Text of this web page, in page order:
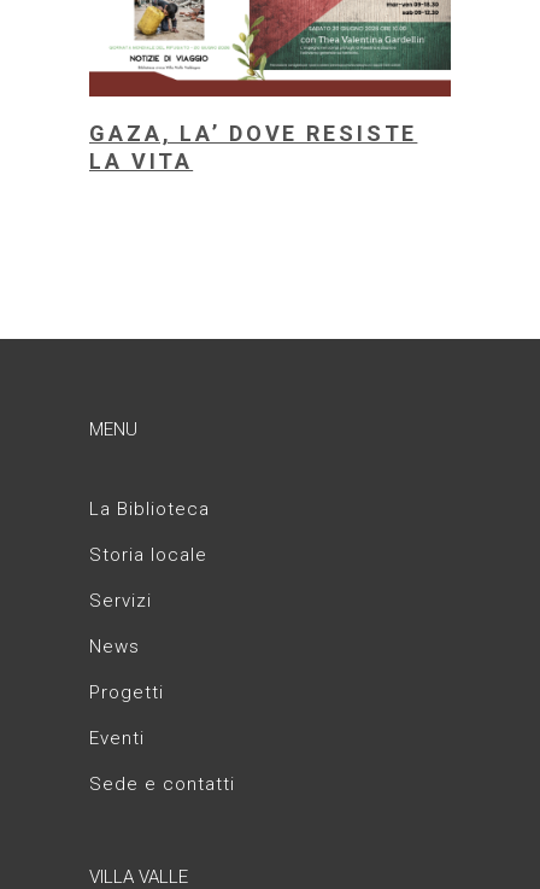
GAZA, LA’ DOVE RESISTE
LA VITA
MENU
La Biblioteca
Storia locale
Servizi
News
Progetti
Eventi
Sede e contatti
VILLA VALLE